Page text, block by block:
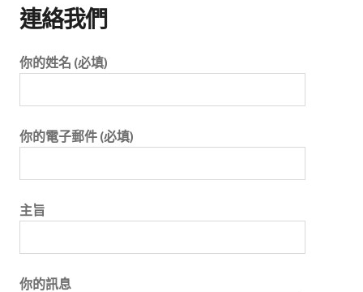
連絡我們
你的姓名 (必填)
你的電子郵件 (必填)
主旨
你的訊息